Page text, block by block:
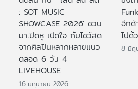
: SOT MUSIC
SHOWCASE 2026' ชวน
มาเปิดหู เปิดใจ กับโชว์สด
จากศิลปินหลากหลายแนว
ตลอด 6 วัน 4
LIVEHOUSE
16 มิถุนายน 2026
อีกด้
ไปด้
8 มิถุ